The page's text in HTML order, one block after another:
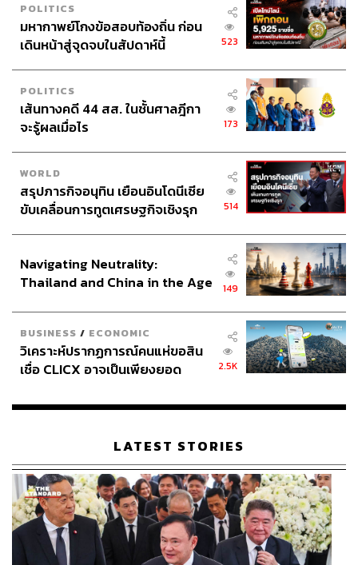
POLITICS
มหากาพย์โกงข้อสอบท้องถิ่น ก่อน
เดินหน้าสู่จุดจบในสัปดาห์นี้
523
POLITICS
เส้นทางคดี 44 สส. ในชั้นศาลฎีกา
จะรู้ผลเมื่อไร
173
WORLD
สรุปภารกิจอนุทิน เยือนอินโดนีเซีย
ขับเคลื่อนการทูตเศรษฐกิจเชิงรุก
514
Navigating Neutrality:
Thailand and China in the Age
149
BUSINESS / ECONOMIC
วิเคราะห์ปรากฏการณ์คนแห่ขอสิน
เชื่อ CLICX อาจเป็นเพียงยอด
เรือนไทยที่ถูกซุกไว้
2.5K
LATEST STORIES